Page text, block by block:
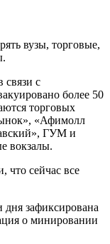
вузы, торговые,
с
более 50
торговых
«Афимолл
ГУМ и
вокзалы.
сейчас все
зафиксирована
о минировании